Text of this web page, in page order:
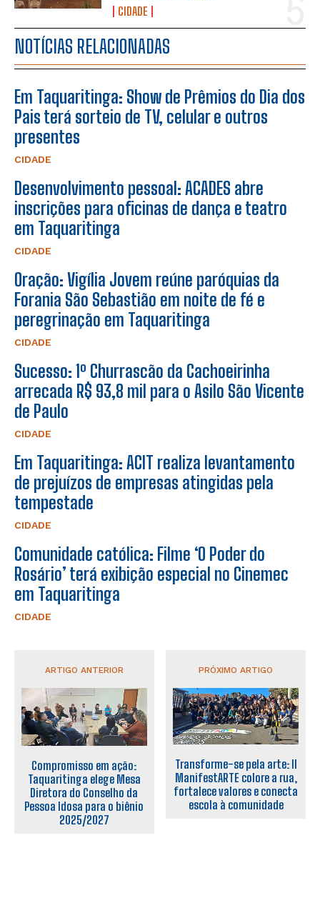
CIDADE
NOTÍCIAS RELACIONADAS
Em Taquaritinga: Show de Prêmios do Dia dos
Pais terá sorteio de TV, celular e outros
presentes
CIDADE
Desenvolvimento pessoal: ACADES abre
inscrições para oficinas de dança e teatro
em Taquaritinga
CIDADE
Oração: Vigília Jovem reúne paróquias da
Forania São Sebastião em noite de fé e
peregrinação em Taquaritinga
CIDADE
Sucesso: 1º Churrascão da Cachoeirinha
arrecada R$ 93,8 mil para o Asilo São Vicente
de Paulo
CIDADE
Em Taquaritinga: ACIT realiza levantamento
de prejuízos de empresas atingidas pela
tempestade
CIDADE
Comunidade católica: Filme ‘O Poder do
Rosário’ terá exibição especial no Cinemec
em Taquaritinga
CIDADE
ARTIGO ANTERIOR
Compromisso em ação:
Taquaritinga elege Mesa
Diretora do Conselho da
Pessoa Idosa para o biênio
2025/2027
PRÓXIMO ARTIGO
Transforme-se pela arte: II
ManifestARTE colore a rua,
fortalece valores e conecta
escola à comunidade